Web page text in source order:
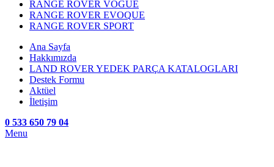
RANGE ROVER VOGUE
RANGE ROVER EVOQUE
RANGE ROVER SPORT
Ana Sayfa
Hakkımızda
LAND ROVER YEDEK PARÇA KATALOGLARI
Destek Formu
Aktüel
İletişim
0 533 650 79 04
Menu